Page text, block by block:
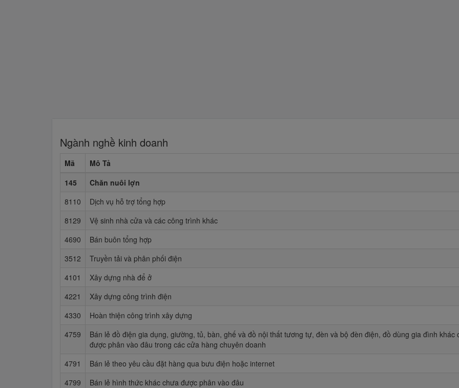
Ngành nghề kinh doanh
Mã
Mô Tả
145
Chăn nuôi lợn
8110
Dịch vụ hỗ trợ tổng hợp
8129
Vệ sinh nhà cửa và các công trình khác
4690
Bán buôn tổng hợp
3512
Truyền tải và phân phối điện
4101
Xây dựng nhà để ở
4221
Xây dựng công trình điện
4330
Hoàn thiện công trình xây dựng
4759
Bán lẻ đồ điện gia dụng, giường, tủ, bàn, ghế và đồ nội thất tương tự, đèn và bộ đèn điện, đồ dùng gia đình khác
được phân vào đâu trong các cửa hàng chuyên doanh
4791
Bán lẻ theo yêu cầu đặt hàng qua bưu điện hoặc internet
4799
Bán lẻ hình thức khác chưa được phân vào đâu